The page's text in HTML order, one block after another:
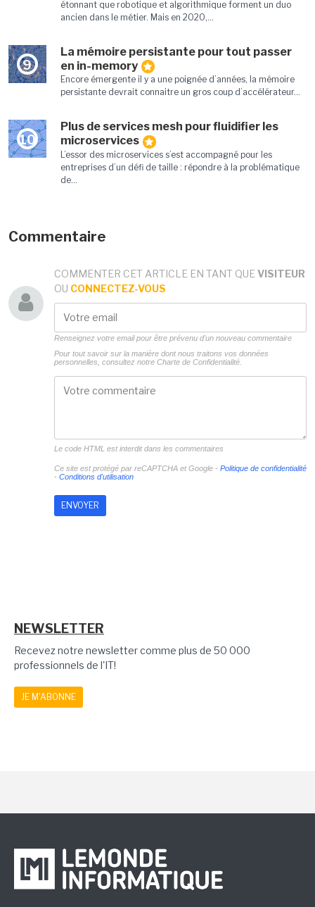
étonnant que robotique et algorithmique forment un duo
ancien dans le métier. Mais en 2020,...
9
La mémoire persistante pour tout passer
en in-memory
Encore émergente il y a une poignée d’années, la mémoire
persistante devrait connaitre un gros coup d’accélérateur...
10
Plus de services mesh pour fluidifier les
microservices
L’essor des microservices s’est accompagné pour les
entreprises d’un défi de taille : répondre à la problématique
de...
Commentaire
COMMENTER CET ARTICLE EN TANT QUE VISITEUR
OU CONNECTEZ-VOUS
Renseignez votre email pour être prévenu d'un nouveau commentaire
Pour tout savoir sur la manière dont nous traitons vos données
personnelles, consultez notre Charte de Confidentialité.
Le code HTML est interdit dans les commentaires
Ce site est protégé par reCAPTCHA et Google - Politique de confidentialité
- Conditions d'utilisation
NEWSLETTER
Recevez notre newsletter comme plus de 50 000
professionnels de l'IT!
JE M'ABONNE